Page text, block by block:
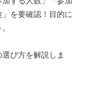
を要確認！目的に
び方を解説しま